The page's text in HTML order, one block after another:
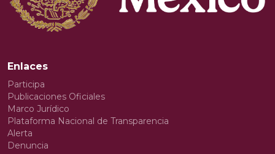
Enlaces
Participa
Publicaciones Oficiales
Marco Jurídico
Plataforma Nacional de Transparencia
Alerta
Denuncia